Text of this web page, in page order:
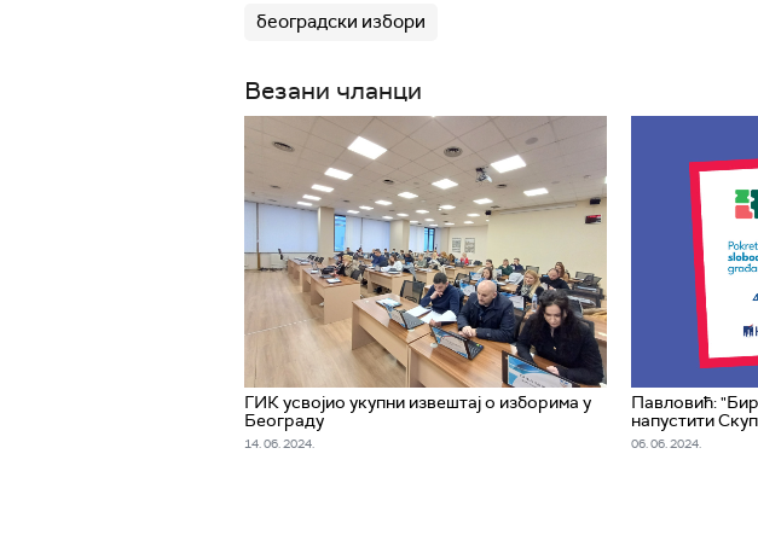
београдски избори
Везани чланци
ГИК усвојио укупни извештај о изборима у
Београду
14. 06. 2024.
Павловић:
напустити
06. 06. 2024.